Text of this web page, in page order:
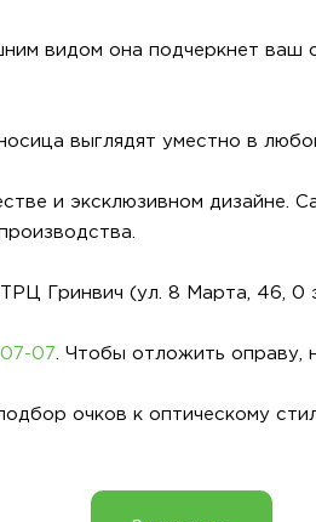
видом она подчеркнет ваш
выглядят уместно в
и эксклюзивном дизайне.
Гринвич (ул. 8 Марта, 46, 0
07 . Чтобы отложить оправу,
очков к оптическому